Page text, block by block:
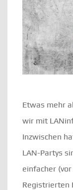
Etwas mehr
wir mit
Inzwischen
LAN-Partys
einfacher
Registrierten